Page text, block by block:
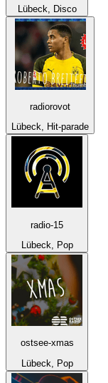
Lübeck, Disco
radiorovot
Lübeck, Hit-parade
radio-15
Lübeck, Pop
ostsee-xmas
Lübeck, Pop